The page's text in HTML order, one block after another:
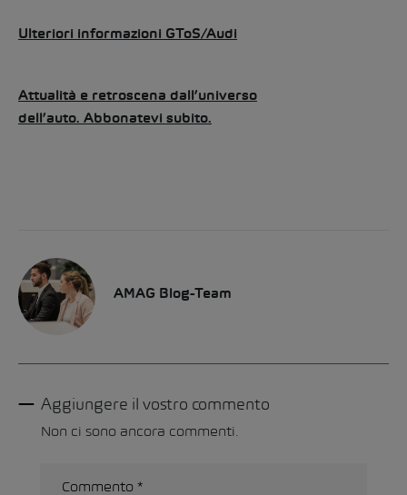
Ulteriori informazioni GToS/Audi
Attualità e retroscena dall’universo
dell’auto. Abbonatevi subito.
AMAG Blog-Team
Aggiungere il vostro commento
Non ci sono ancora commenti.